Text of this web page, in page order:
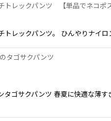
トレックパンツ 【単品でネコポス
トレックパンツ。 ひんやりナ
タゴサクパンツ
ゴサクパンツ 春夏に快適な薄